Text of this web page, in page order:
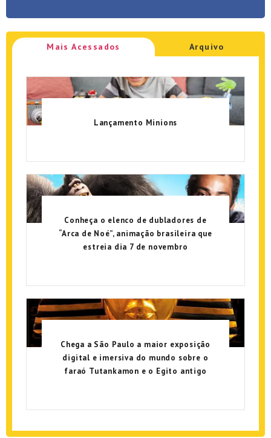
Mais Acessados Arquivo
Lançamento Minions
Conheça o elenco de dubladores de
“Arca de Noé”, animação brasileira que
estreia dia 7 de novembro
Chega a São Paulo a maior exposição
digital e imersiva do mundo sobre o
faraó Tutankamon e o Egito antigo